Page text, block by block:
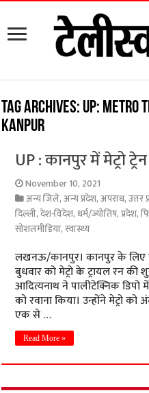
Tag Archives: UP:
Kanpur
UP : कानपुर में मेट्रो
November 10, 2021
अन्य जिले,अन्य प्रदेश,अपराध,उत्तर
दिल्ली,देश-विदेश, धर्म/ज्योतिष,प्रदेश,
सोशलमीडिया,स्वास्थ्य
लखनऊ/कानपुर। कानपुर के लिए
बुधवार को मेट्रो के ट्रायल रन की
आदित्यनाथ ने पालीटेक्निक डिपो
को रवाना किया। उन्होंने मेट्रो
एक से …
Read More »